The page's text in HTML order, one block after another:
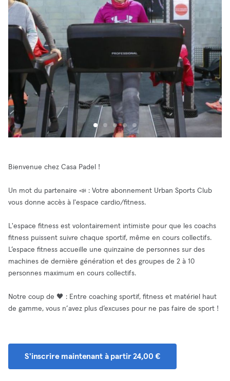
Bienvenue chez Casa Padel !
Un mot du partenaire 📣 : Votre abonnement Urban Sports Club
vous donne accès à l'espace cardio/fitness.
L'espace fitness est volontairement intimiste pour que les coachs
fitness puissent suivre chaque sportif, même en cours collectifs.
L’espace fitness accueille une quinzaine de personnes sur des
machines de dernière génération et des groupes de 2 à 10
personnes maximum en cours collectifs.
Notre coup de 🖤 : Entre coaching sportif, fitness et matériel haut
de gamme, vous n’avez plus d’excuses pour ne pas faire de sport !
S'inscrire maintenant à partir 24,00 €